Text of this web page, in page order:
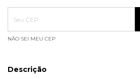
Entregas para o CEP:
NÃO SEI MEU CEP
Descrição